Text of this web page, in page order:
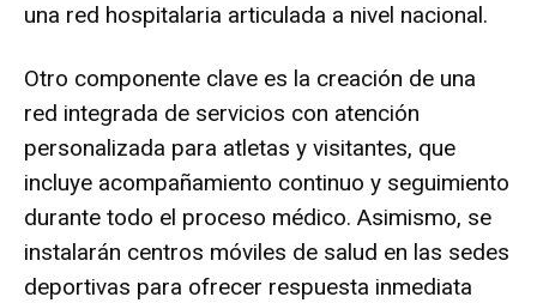
una red hospitalaria articulada a nivel nacional.
Otro componente clave es la creación de una
red integrada de servicios con atención
personalizada para atletas y visitantes, que
incluye acompañamiento continuo y seguimiento
durante todo el proceso médico. Asimismo, se
instalarán centros móviles de salud en las sedes
deportivas para ofrecer respuesta inmediata